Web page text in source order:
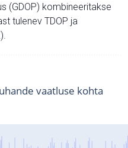
(GDOP) kombineeritakse
tulenev TDOP ja
vaatluse kohta